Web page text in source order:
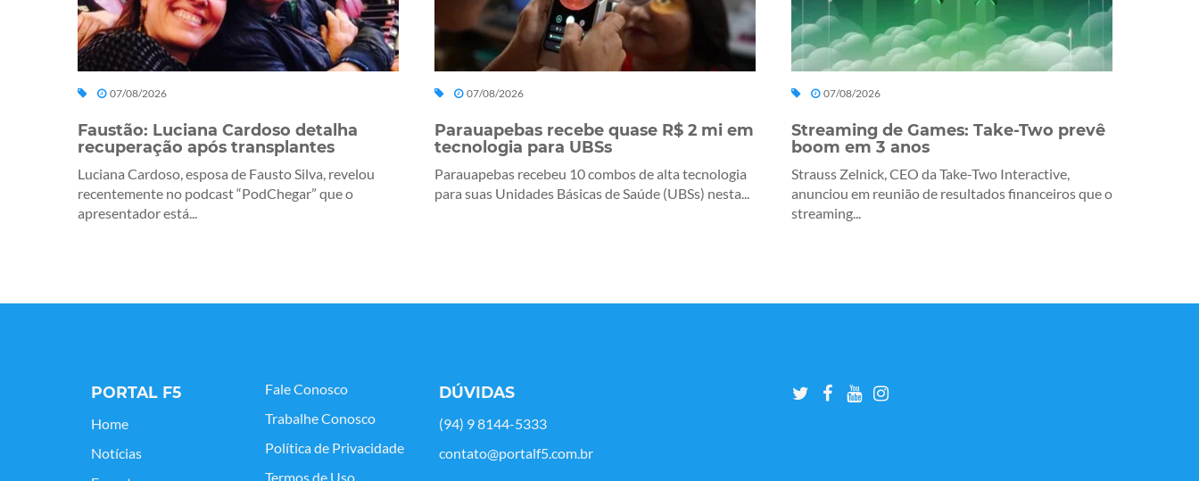
07/08/2026
Faustão: Luciana Cardoso detalha
recuperação após transplantes
Luciana Cardoso, esposa de Fausto Silva, revelou
recentemente no podcast “PodChegar” que o
apresentador está...
07/08/2026
Parauapebas recebe quase R$ 2 mi em
tecnologia para UBSs
Parauapebas recebeu 10 combos de alta tecnologia
para suas Unidades Básicas de Saúde (UBSs) nesta...
07/08/2026
Streaming de Games: Take-Two prevê
boom em 3 anos
Strauss Zelnick, CEO da Take-Two Interactive,
anunciou em reunião de resultados financeiros que o
streaming...
PORTAL F5
Home
Notícias
Fale Conosco
Trabalhe Conosco
Política de Privacidade
DÚVIDAS
(94) 9 8144-5333
contato@portalf5.com.br